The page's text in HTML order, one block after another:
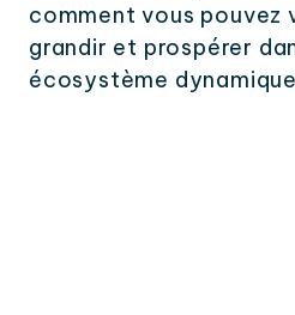
comment vous pouvez
grandir et prospérer
écosystème